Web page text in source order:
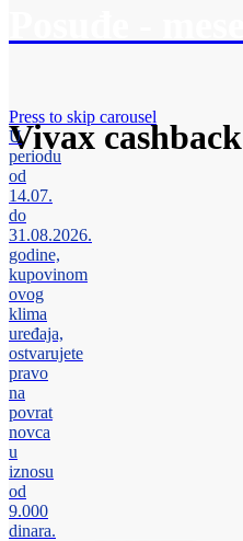
Vivax cashback
Press to skip carousel
U
periodu
od
14.07.
do
31.08.2026.
godine,
kupovinom
ovog
klima
uređaja,
ostvarujete
pravo
na
povrat
novca
u
iznosu
od
9.000
dinara.